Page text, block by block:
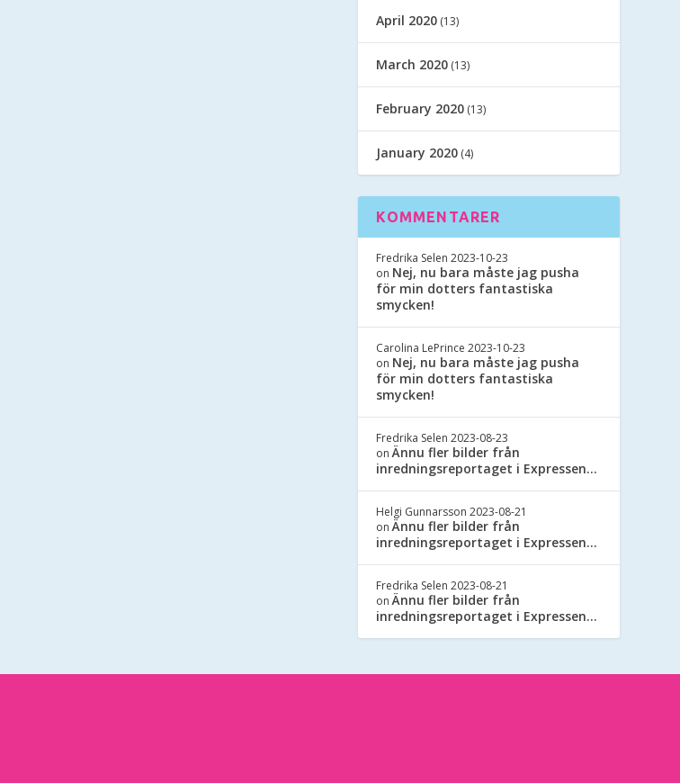
April 2020 (13)
March 2020 (13)
February 2020 (13)
January 2020 (4)
KOMMENTARER
Fredrika Selen 2023-10-23
on Nej, nu bara måste jag pusha
för min dotters fantastiska
smycken!
Carolina LePrince 2023-10-23
on Nej, nu bara måste jag pusha
för min dotters fantastiska
smycken!
Fredrika Selen 2023-08-23
onÄnnu fler bilder från
inredningsreportaget i Expressen…
Helgi Gunnarsson 2023-08-21
onÄnnu fler bilder från
inredningsreportaget i Expressen…
Fredrika Selen 2023-08-21
onÄnnu fler bilder från
inredningsreportaget i Expressen…